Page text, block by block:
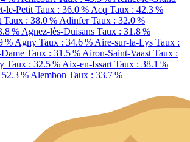
le-Petit Taux : 36.0 % Acq Taux : 42.3 %
Taux : 38.0 % AdinferTaux : 32.0 %
% Agnez-lès-Duisans Taux : 31.8 %
% Agny Taux : 34.6 % Aire-sur-la-Lys Taux :
Taux : 31.5 % Airon-Saint-Vaast Taux :
Taux : 32.5 % Aix-en-Issart Taux : 38.1 %
% Alembon Taux : 33.7 %